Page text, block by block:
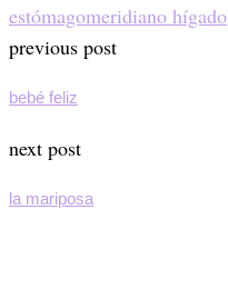
estómagomeridiano hígado
previous post
bebé feliz
next post
la mariposa